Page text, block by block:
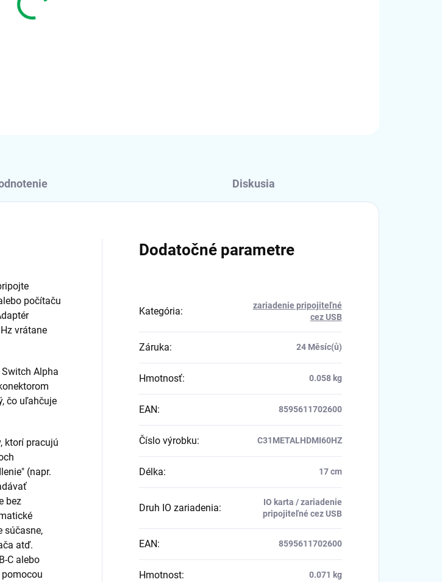
Diskusia
počítaču
vrátane
Alpha
čo uľahčuje
ktorí pracujú
(napr.
bez
súčasne,
atď.
C alebo
Dodatočné parametre
Kategória:
zariadenie pripojiteľné
cez USB
Záruka: 24 Měsíc(ů)
Hmotnosť: 0.058 kg
EAN: 8595611702600
Číslo výrobku: C31METALHDMI60HZ
Délka: 17 cm
Druh IO zariadenia:
IO karta / zariadenie
pripojiteľné cez USB
EAN: 8595611702600
Hmotnost: 0.071 kg